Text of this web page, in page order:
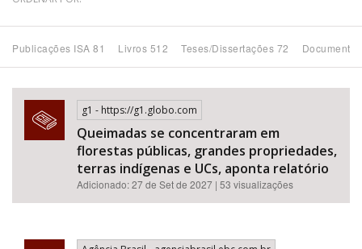
Subtema
Área de Levantamento
Área Protegida
Publicações ISA 81 Livros 512 Teses/Dissertações 72
g1 - https://g1.globo.com
Queimadas se concentraram em
florestas públicas, grandes propriedades,
terras indígenas e UCs, aponta relatório
Adicionado: 27 de Set de 2027 | 53 visualizações